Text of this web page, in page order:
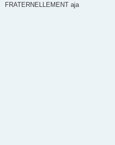
FRATERNELLEMENT aja